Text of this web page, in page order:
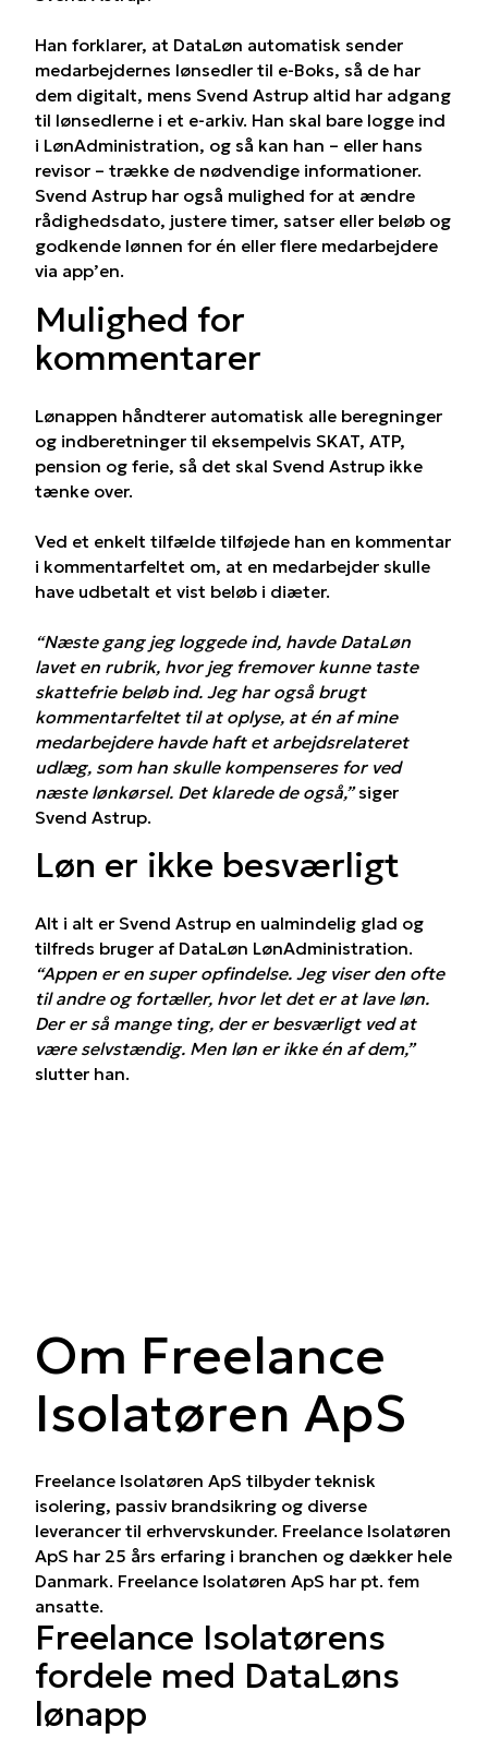
Han forklarer, at DataLøn automatisk sender
medarbejdernes lønsedler til e-Boks, så de har
dem digitalt, mens Svend Astrup altid har adgang
til lønsedlerne i et e-arkiv. Han skal bare logge ind
i LønAdministration, og så kan han – eller hans
revisor – trække de nødvendige informationer.
Svend Astrup har også mulighed for at ændre
rådighedsdato, justere timer, satser eller beløb og
godkende lønnen for én eller flere medarbejdere
via app’en.
Mulighed for
kommentarer
Lønappen håndterer automatisk alle beregninger
og indberetninger til eksempelvis SKAT, ATP,
pension og ferie, så det skal Svend Astrup ikke
tænke over.
Ved et enkelt tilfælde tilføjede han en kommentar
i kommentarfeltet om, at en medarbejder skulle
have udbetalt et vist beløb i diæter.
“Næste gang jeg loggede ind, havde DataLøn
lavet en rubrik, hvor jeg fremover kunne taste
skattefrie beløb ind. Jeg har også brugt
kommentarfeltet til at oplyse, at én af mine
medarbejdere havde haft et arbejdsrelateret
udlæg, som han skulle kompenseres for ved
næste lønkørsel. Det klarede de også,”siger
Svend Astrup.
Løn er ikke besværligt
Alt i alt er Svend Astrup en ualmindelig glad og
tilfreds bruger af DataLøn LønAdministration.
“Appen er en super opfindelse. Jeg viser den ofte
til andre og fortæller, hvor let det er at lave løn.
Der er så mange ting, der er besværligt ved at
være selvstændig. Men løn er ikke én af dem,”
slutter han.
Om Freelance
Isolatøren ApS
Freelance Isolatøren ApS tilbyder teknisk
isolering, passiv brandsikring og diverse
leverancer til erhvervskunder. Freelance Isolatøren
ApS har 25 års erfaring i branchen og dækker hele
Danmark. Freelance Isolatøren ApS har pt. fem
ansatte.
Freelance Isolatørens
fordele med DataLøns
lønapp